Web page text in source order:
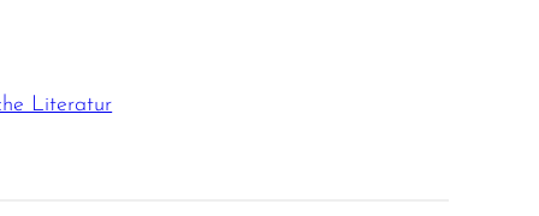
Literatur